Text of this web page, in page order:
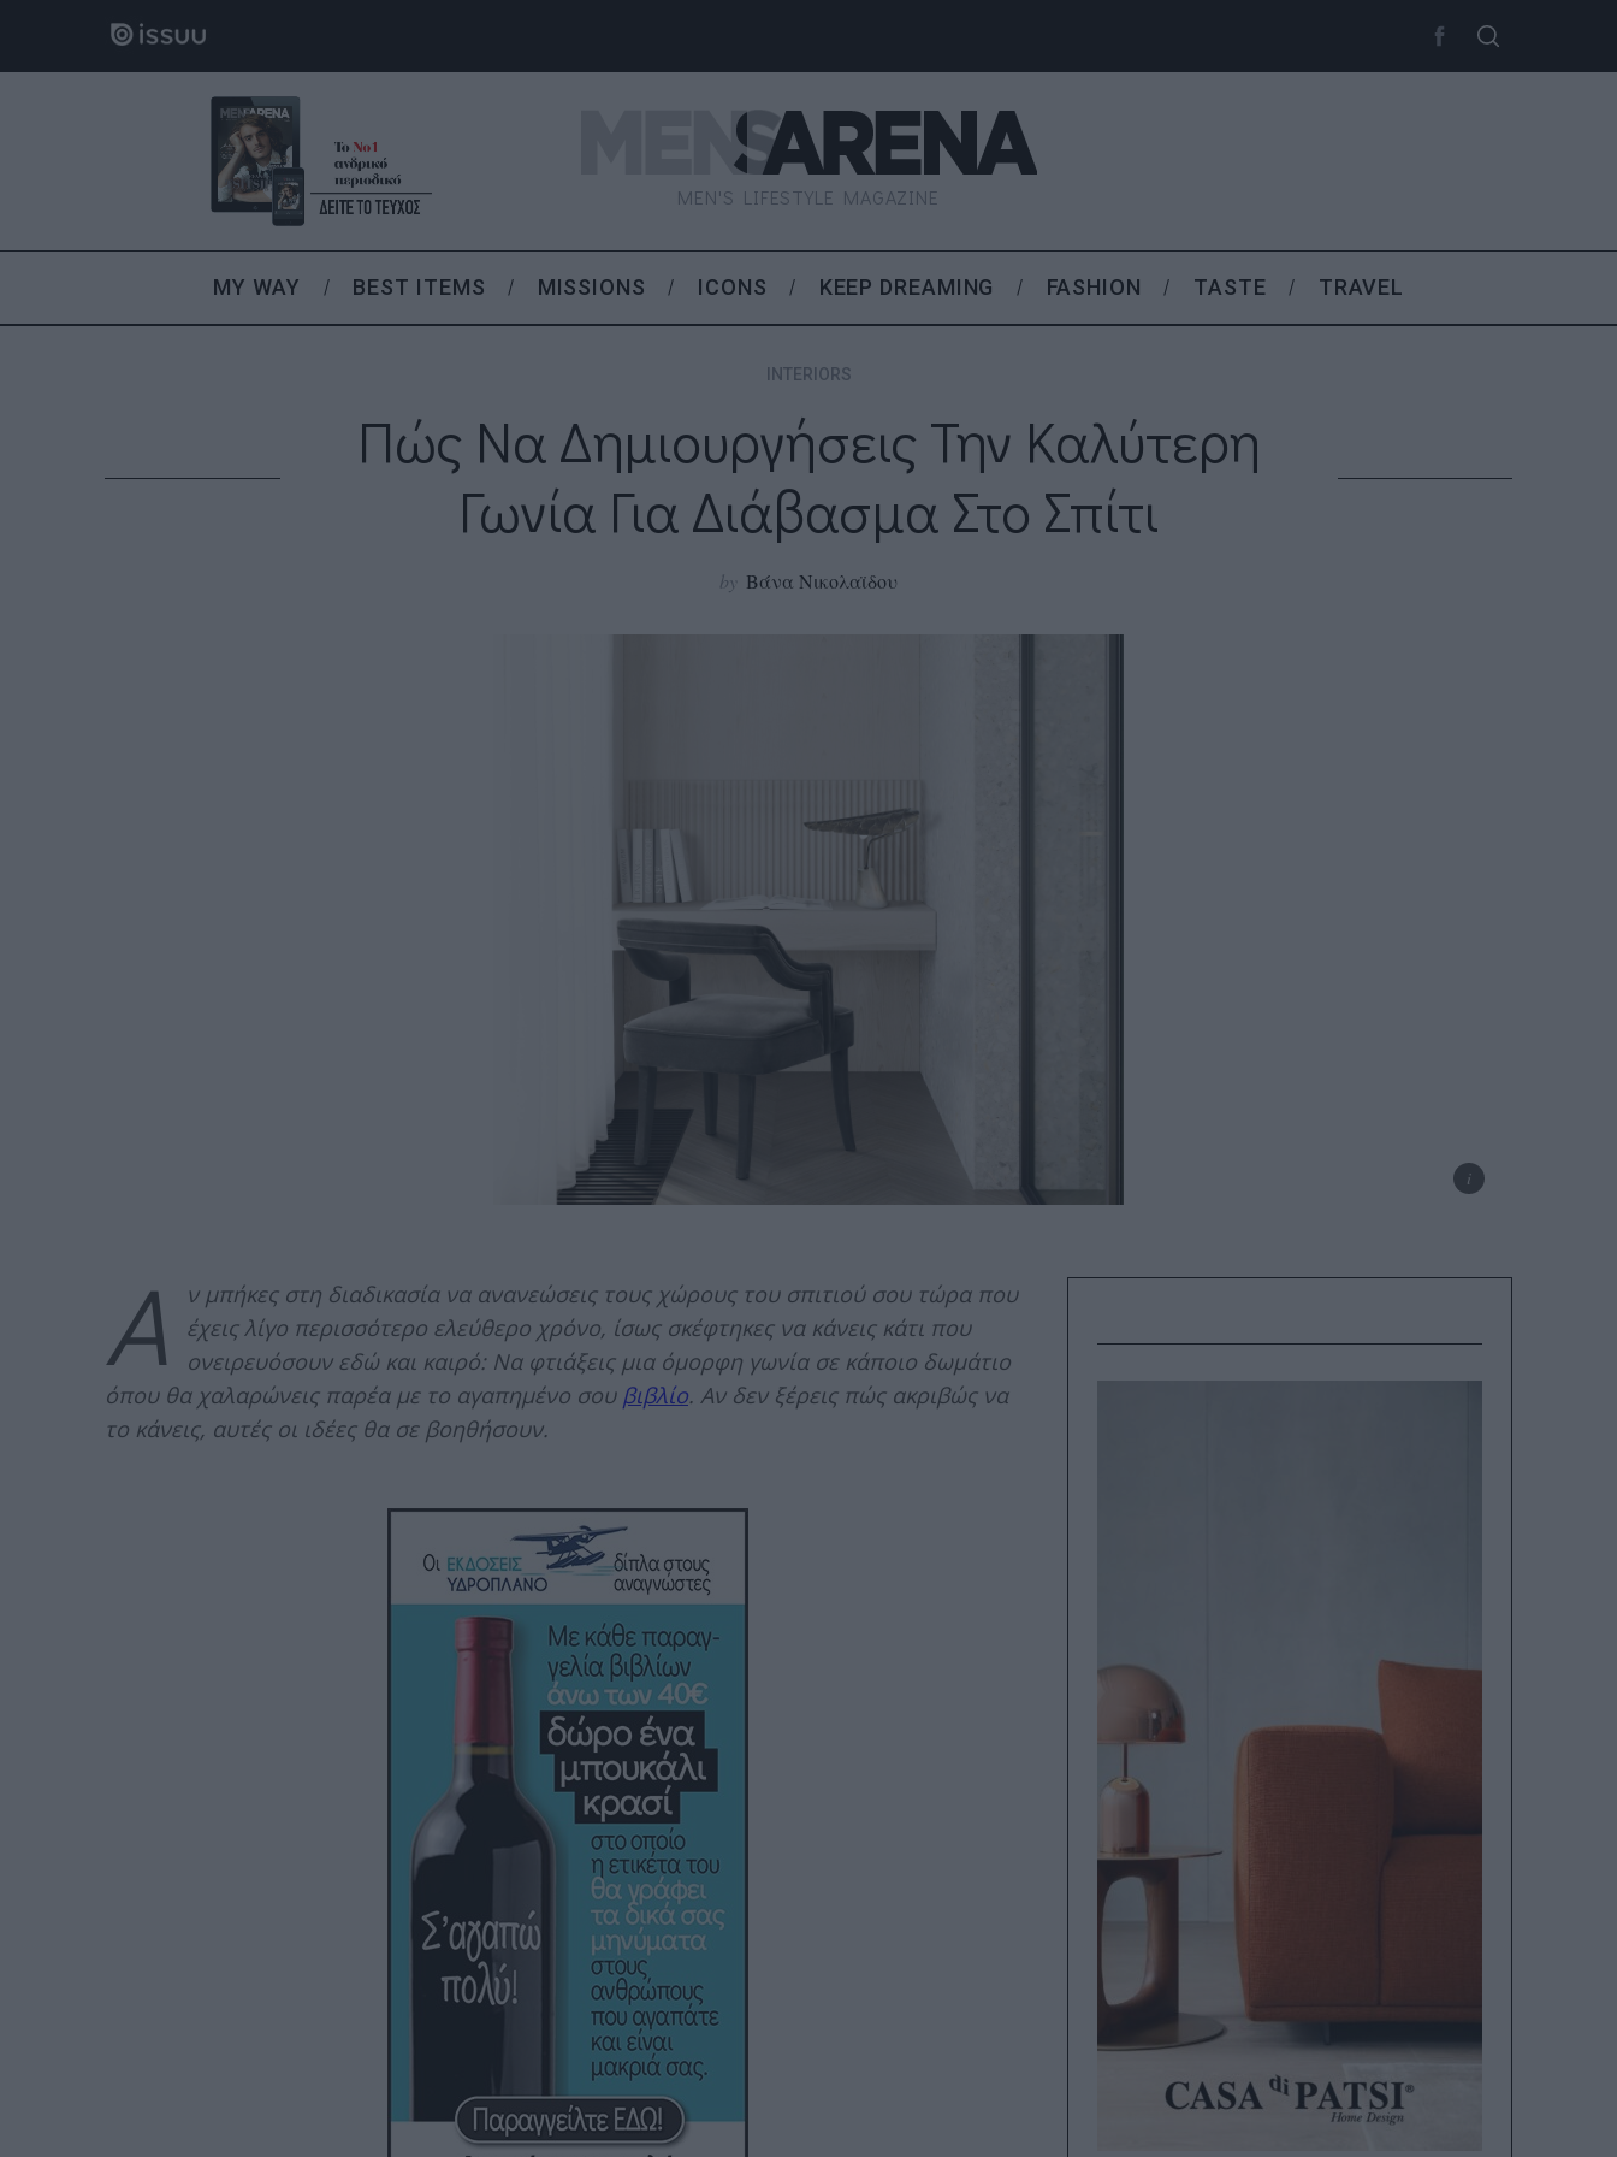
MEN'S LIFESTYLE MAGAZINE
MY WAY BEST ITEMS MISSIONS ICONS KEEP DREAMING FASHION TASTE TRAVEL
INTERIORS
Πώς Να Δημιουργήσεις Την Καλύτερη
Γωνία Για Διάβασμα Στο Σπίτι
by Βάνα Νικολαϊδου
Α
ν μπήκες στη διαδικασία να ανανεώσεις τους χώρους του σπιτιού σου τώρα που
έχεις λίγο περισσότερο ελεύθερο χρόνο, ίσως σκέφτηκες να κάνεις κάτι που
ονειρευόσουν εδώ και καιρό: Να φτιάξεις μια όμορφη γωνία σε κάποιο δωμάτιο
όπου θα χαλαρώνεις παρέα με το αγαπημένο σου βιβλίο. Αν δεν ξέρεις πώς ακριβώς να
το κάνεις, αυτές οι ιδέες θα σε βοηθήσουν.